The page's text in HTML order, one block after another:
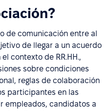
de comunicación entre al
de llegar a un acuerdo
contexto de RR.HH.,
sobre condiciones
reglas de colaboración
participantes en las
empleados, candidatos a